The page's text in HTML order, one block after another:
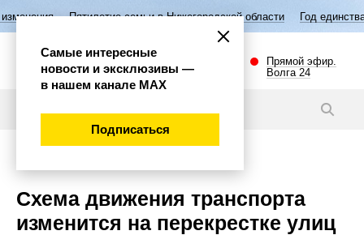
семьи в Нижегородской области Год единства народов России
Прямой эфир.
Волга 24
Схема движения транспорта
изменится на перекрестке улиц
Самые интересные
новости и эксклюзивы —
в нашем канале МАХ
Подписаться